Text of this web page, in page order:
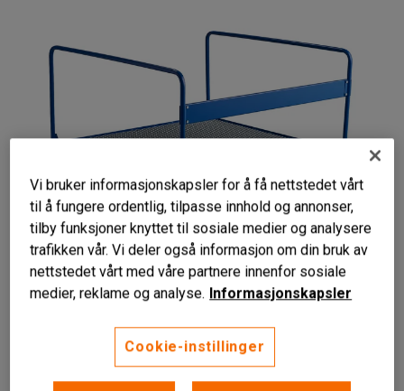
Vi bruker informasjonskapsler for å få nettstedet vårt
til å fungere ordentlig, tilpasse innhold og annonser,
tilby funksjoner knyttet til sosiale medier og analysere
trafikken vår. Vi deler også informasjon om din bruk av
nettstedet vårt med våre partnere innenfor sosiale
medier, reklame og analyse. Informasjonskapsler
Cookie-instillinger